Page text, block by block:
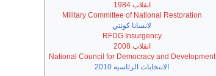
انقلاب 1984
Military Committee of National Restoration
لانسانا كونتي
RFDG Insurgency
انقلاب 2008
National Council for Democracy and Development
الانتخابات الرئاسية 2010